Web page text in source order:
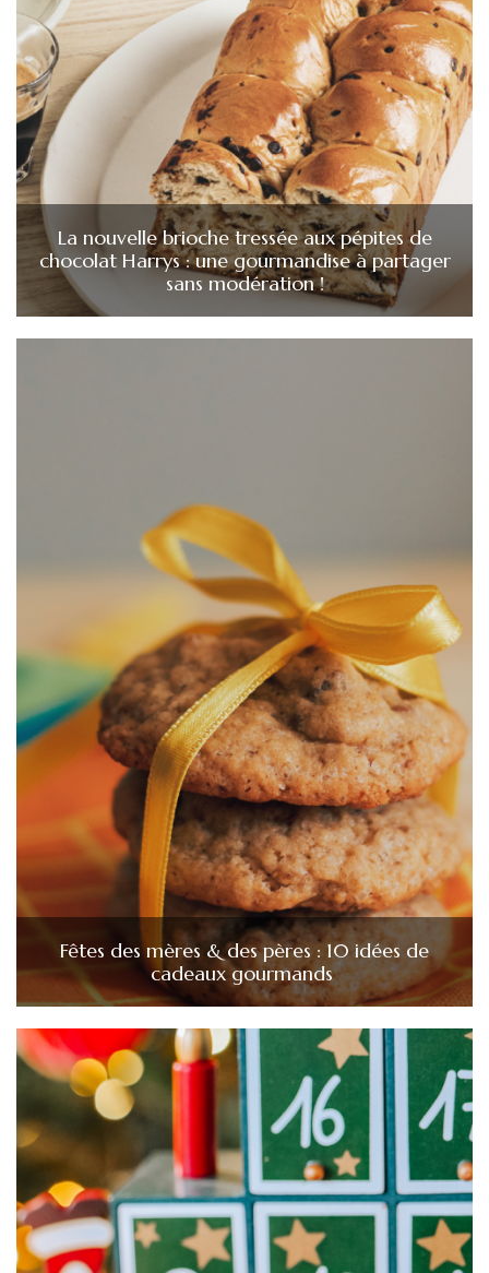
La nouvelle brioche tressée aux pépites de
chocolat Harrys : une gourmandise à partager
sans modération !
Fêtes des mères & des pères : 10 idées de
cadeaux gourmands